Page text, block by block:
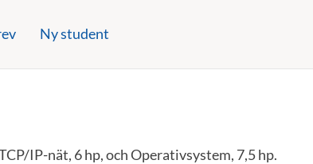
Ny student
IP-nät, 6 hp, och Operativsystem, 7,5 hp.